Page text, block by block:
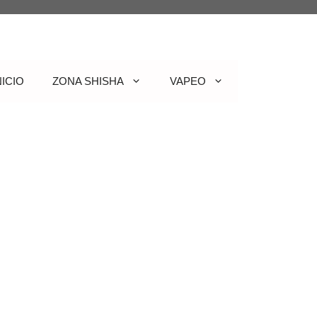
ZONA SHISHA VAPEO